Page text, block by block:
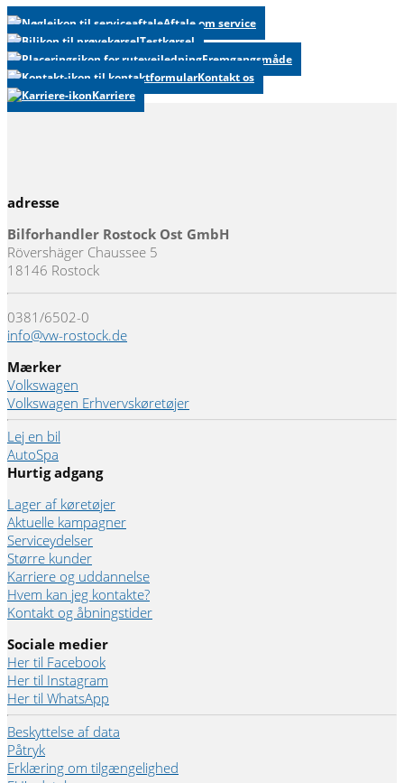
Aftale om service
Testkørsel
Fremgangsmåde
Kontakt os
Karriere
adresse
Bilforhandler Rostock Ost GmbH
Rövershäger Chaussee 5
18146 Rostock
0381/6502-0
info@vw-rostock.de
Mærker
Volkswagen
Volkswagen Erhvervskøretøjer
Lej en bil
AutoSpa
Hurtig adgang
Lager af køretøjer
Aktuelle kampagner
Serviceydelser
Større kunder
Karriere og uddannelse
Hvem kan jeg kontakte?
Kontakt og åbningstider
Sociale medier
Her til Facebook
Her til Instagram
Her til WhatsApp
Beskyttelse af data
Påtryk
Erklæring om tilgængelighed